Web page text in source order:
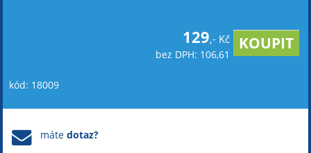
129,- Kč
bez DPH: 106,61
kód: 18009
mátedotaz?